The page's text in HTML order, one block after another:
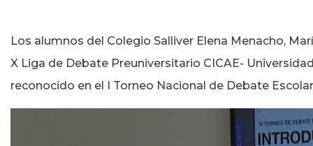
Los alumnos del Colegio Salliver Elena Menacho,
X Liga de Debate Preuniversitario CICAE-
reconocido en el I Torneo Nacional de Debate